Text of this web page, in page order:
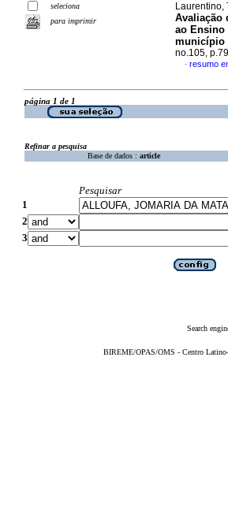
seleciona
para imprimir
Laurentino,
Avaliação
ao Ensino
município
no.105,
· resumo
página 1 de 1
Refinar a pesquisa
Base de dados : article
Pesquisar
1
2
3
Search
BIREME/OPAS/OMS - Centro Latino-